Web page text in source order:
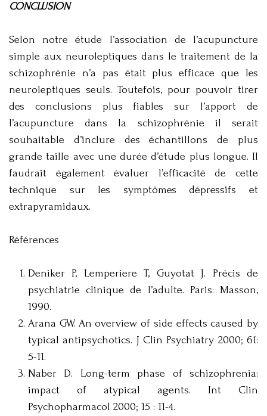
CONCLUSION
Selon notre étude l’association de l’acupuncture
simple aux neuroleptiques dans le traitement de la
schizophrénie n’a pas était plus efficace que les
neuroleptiques seuls. Toutefois, pour pouvoir tirer
des conclusions plus fiables sur l’apport de
l’acupuncture dans la schizophrénie il serait
souhaitable d’inclure des échantillons de plus
grande taille avec une durée d’étude plus longue. Il
faudrait également évaluer l’efficacité de cette
technique sur les symptômes dépressifs et
extrapyramidaux.
Références
Deniker P, Lemperiere T, Guyotat J. Précis de
psychiatrie clinique de l’adulte. Paris: Masson,
1990.
Arana GW. An overview of side effects caused by
typical antipsychotics. J Clin Psychiatry 2000; 61:
5-11.
Naber D. Long-term phase of schizophrenia:
impact of atypical agents. Int Clin
Psychopharmacol 2000; 15 : 11-4.